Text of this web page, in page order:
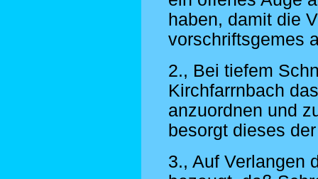
haben, damit die
vorschriftsgemes
2., Bei tiefem
Kirchfarrnbach
anzuordnen und
besorgt dieses
3., Auf Verlangen